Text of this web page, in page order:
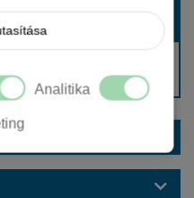
Analitika
bérleti díj: